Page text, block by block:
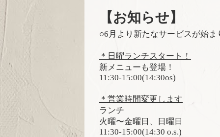
【お知らせ】
○6 月より新たなサービスが始ま
＊日曜ランチスタート！
新メニューも登場！
11:30-15:00(14:30os)
＊営業時間変更します
ランチ
火曜〜金曜日、日曜日
11:30-15:00(14:30 o.s.)